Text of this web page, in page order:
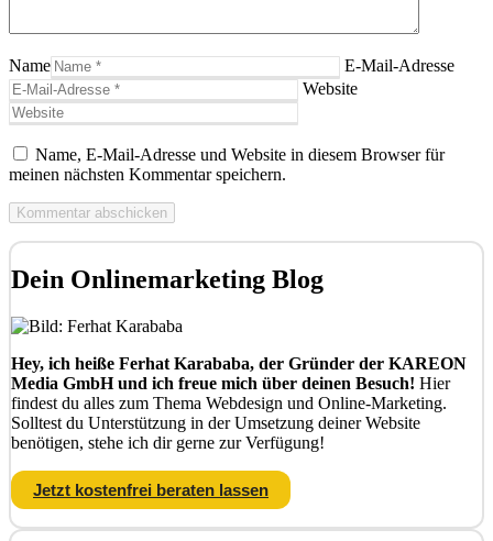
Name
E-Mail-Adresse
Website
Name, E-Mail-Adresse und Website in diesem Browser für
meinen nächsten Kommentar speichern.
Dein Onlinemarketing Blog
Hey, ich heiße Ferhat Karababa, der Gründer der KAREON
Media GmbH und ich freue mich über deinen Besuch! Hier
findest du alles zum Thema Webdesign und Online-Marketing.
Solltest du Unterstützung in der Umsetzung deiner Website
benötigen, stehe ich dir gerne zur Verfügung!
Jetzt kostenfrei beraten lassen